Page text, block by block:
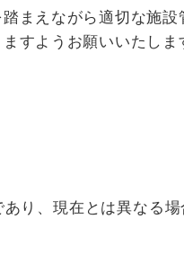
まえながら適切な施設
すようお願いいたしま
り、現在とは異なる場